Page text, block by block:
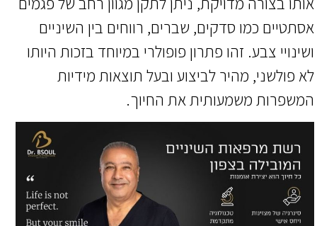
אסתטיים כמו סדקים, שברים, רווחים בין השיניים
ושינויי צבע. זהו פתרון פופולרי במיוחד בזכות היותו
לא פולשני, מהיר לביצוע ובעל תוצאות מידיות
המשפרות משמעותית את החיוך.